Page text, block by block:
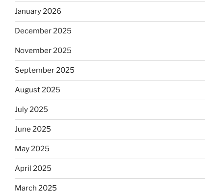
January 2026
December 2025
November 2025
September 2025
August 2025
July 2025
June 2025
May 2025
April 2025
March 2025